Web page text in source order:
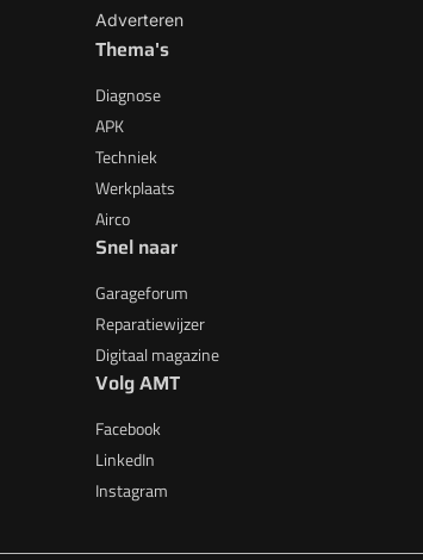
Adverteren
Thema's
Diagnose
APK
Techniek
Werkplaats
Airco
Snel naar
Garageforum
Reparatiewijzer
Digitaal magazine
Volg AMT
Facebook
LinkedIn
Instagram